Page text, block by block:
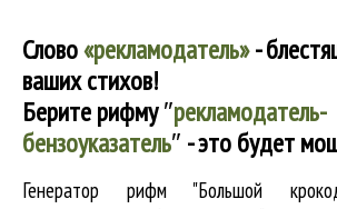
Слово«рекламодатель»-
ваших стихов!
Берите рифму″рекламодатель-
бензоуказатель″ - это будет
Генератор рифм "Большой